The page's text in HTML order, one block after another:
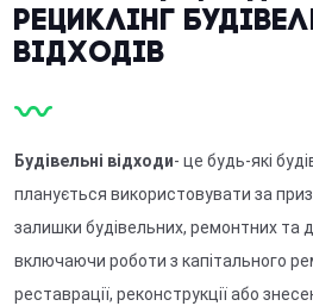
рециклінг
відходів
Будівельні відходи- це будь-які
планується використовувати за
залишки будівельних, ремонтних та
включаючи роботи з капітального
реставрації, реконструкції або